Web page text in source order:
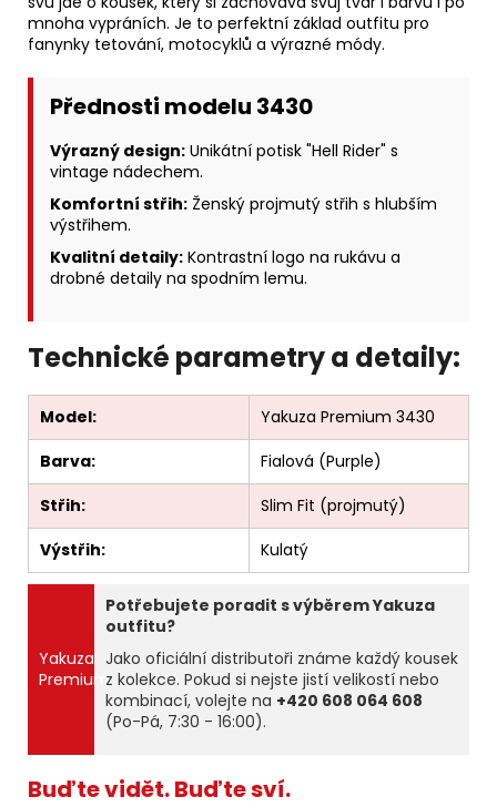
mnoha vypráních. Je to perfektní základ outfitu pro
fanynky tetování, motocyklů a výrazné módy.
Přednosti modelu 3430
Výrazný design: Unikátní potisk "Hell Rider" s
vintage nádechem.
Komfortní střih: Ženský projmutý střih s hlubším
výstřihem.
Kvalitní detaily: Kontrastní logo na rukávu a
drobné detaily na spodním lemu.
Technické parametry a detaily:
Model:
Yakuza Premium 3430
Barva:
Fialová (Purple)
Střih:
Slim Fit (projmutý)
Výstřih:
Kulatý
Yakuza
Premium
Potřebujete poradit s výběrem Yakuza
outfitu?
Jako oficiální distributoři známe každý kousek
z kolekce. Pokud si nejste jistí velikostí nebo
kombinací, volejte na +420 608 064 608
(Po-Pá, 7:30 - 16:00).
Buďte vidět. Buďte sví.